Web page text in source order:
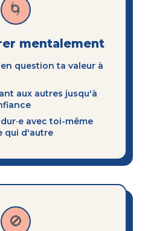
🌀
mentalement
question ta valeur à
aux autres jusqu'à
avec toi-même
qui d'autre
🚫